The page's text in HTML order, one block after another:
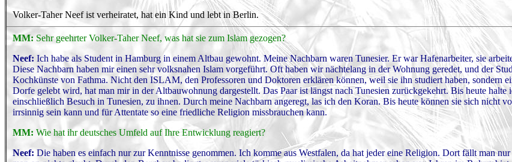
Volker-Taher Neef ist verheiratet, hat ein Kind und lebt in Berlin.
MM: Sehr geehrter Volker-Taher Neef, was hat sie zum Islam gezogen?
Neef: Ich habe als Student in Hamburg in einem Altbau gewohnt. Meine Nachbarn waren Tunesier. Er war Hafenarbeiter, sie
Diese Nachbarn haben mir einen sehr volksnahen Islam vorgeführt. Oft haben wir nächtelang in der Wohnung geredet, und der
Kochkünste von Fathma. Nicht den ISLAM, den Professoren und Doktoren erklären können, weil sie ihn studiert haben, sondern
Dorfe gelebt wird, hat man mir in der Altbauwohnung dargestellt. Das Paar ist längst nach Tunesien zurückgekehrt. Bis heute halte
einschließlich Besuch in Tunesien, zu ihnen. Durch meine Nachbarn angeregt, las ich den Koran. Bis heute können sie sich nicht
irrsinnig sein kann und für Attentate so eine friedliche Religion missbrauchen kann.
MM: Wie hat ihr deutsches Umfeld auf Ihre Entwicklung reagiert?
Neef: Die haben es einfach nur zur Kenntnisse genommen. Ich komme aus Westfalen, da hat jeder eine Religion. Dort fällt man